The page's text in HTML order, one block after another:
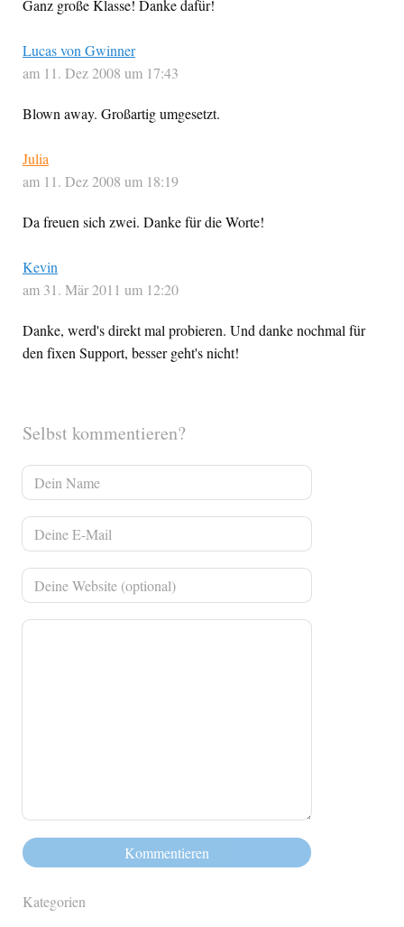
Ganz große Klasse! Danke dafür!
Lucas von Gwinner
am 11. Dez 2008 um 17:43
Blown away. Großartig umgesetzt.
Julia
am 11. Dez 2008 um 18:19
Da freuen sich zwei. Danke für die Worte!
Kevin
am 31. Mär 2011 um 12:20
Danke, werd's direkt mal probieren. Und danke nochmal für
den fixen Support, besser geht's nicht!
Selbst kommentieren?
Kategorien